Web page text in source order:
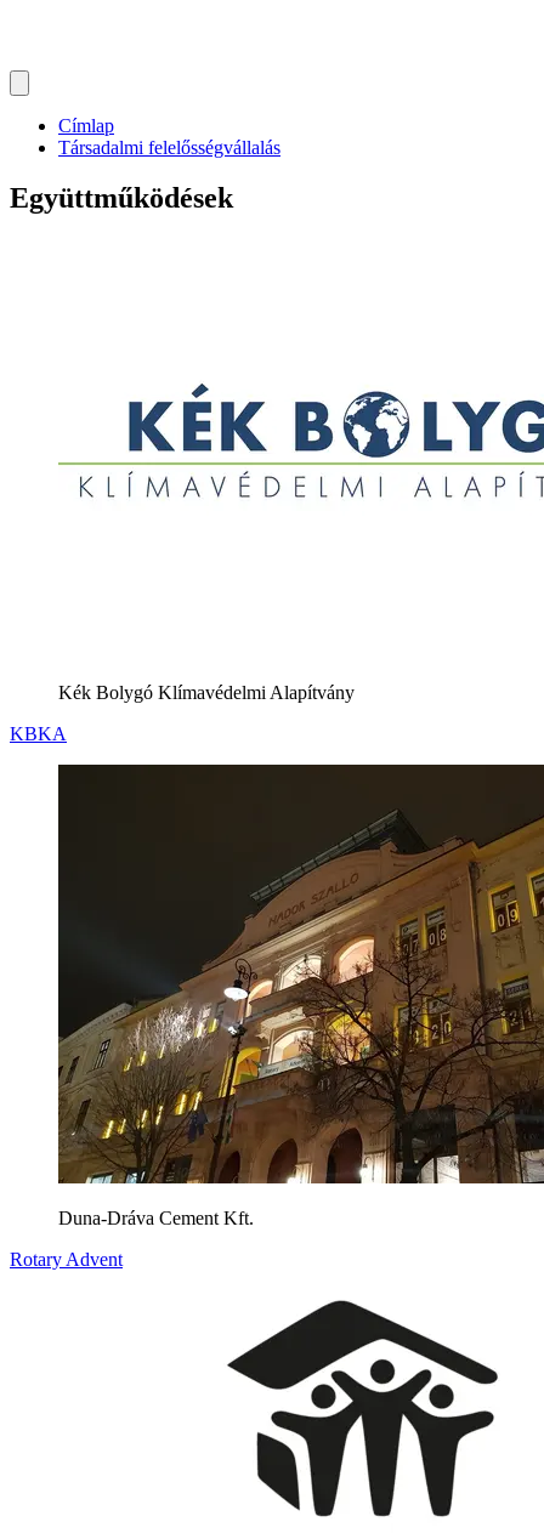
Címlap
Társadalmi felelősségvállalás
Együttműködések
Kék Bolygó Klímavédelmi Alapítvány
KBKA
Duna-Dráva Cement Kft.
Rotary Advent